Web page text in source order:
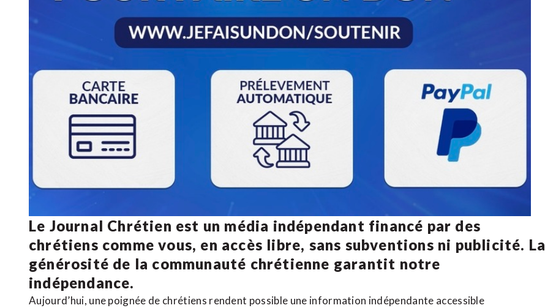
Le Journal Chrétien est un média indépendant financé par des
chrétiens comme vous, en accès libre, sans subventions ni publicité. La
générosité de la communauté chrétienne garantit notre
indépendance.
Aujourd’hui, une poignée de chrétiens rendent possible une information indépendante accessible